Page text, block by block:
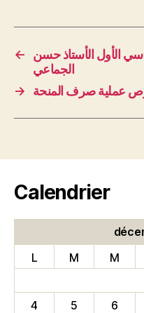
←
الأول الأستاذ حسن
الجماعي
→
عملية صرف المنحة
Calendrier
L
M M
4
5 6